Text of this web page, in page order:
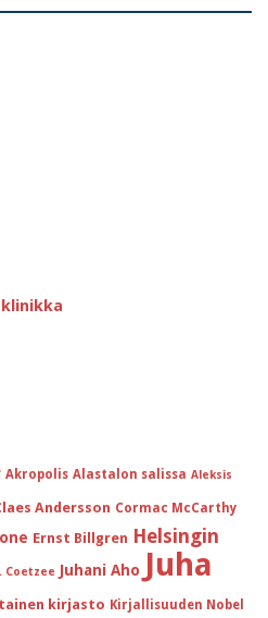
Akropolis Alastalon salissa Aleksis
Andersson Cormac McCarthy
Ernst Billgren Helsingin
Coetzee Juhani Aho Juha
kirjasto Kirjallisuuden Nobel